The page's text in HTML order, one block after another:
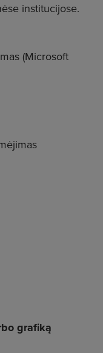
institucijose.
(Microsoft
grafiką